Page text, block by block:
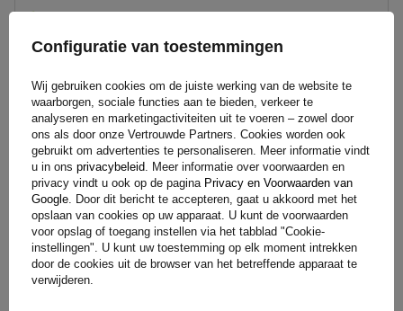
Product beschikbaar in grote hoeveelheden
We verzenden al
winkelwagen
toevoegen
Configuratie van toestemmingen
Wij gebruiken cookies om de juiste werking van de website te
waarborgen, sociale functies aan te bieden, verkeer te
analyseren en marketingactiviteiten uit te voeren – zowel door
ons als door onze Vertrouwde Partners. Cookies worden ook
gebruikt om advertenties te personaliseren. Meer informatie vindt
u in ons privacybeleid. Meer informatie over voorwaarden en
privacy vindt u ook op de pagina Privacy en Voorwaarden van
Google. Door dit bericht te accepteren, gaat u akkoord met het
opslaan van cookies op uw apparaat. U kunt de voorwaarden
voor opslag of toegang instellen via het tabblad "Cookie-
instellingen". U kunt uw toestemming op elk moment intrekken
door de cookies uit de browser van het betreffende apparaat te
verwijderen.